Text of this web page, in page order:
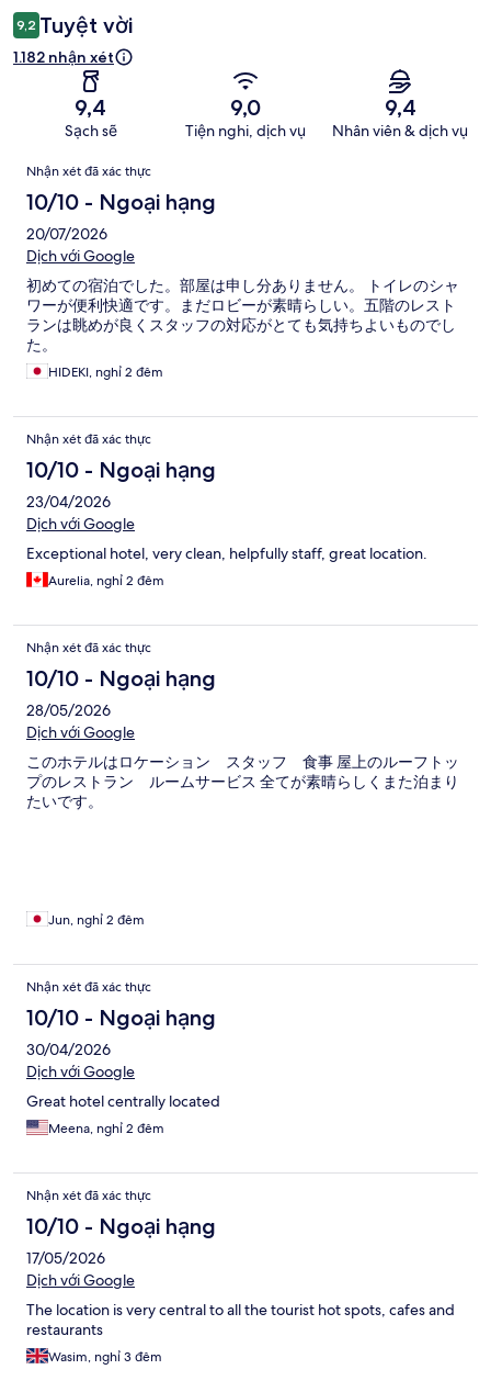
9,2 Tuyệt vời
1.182 nhận xét
9,4
Sạch sẽ
9,0
Tiện nghi, dịch vụ
9,4
Nhân viên & dịch vụ
Nhận
xét
Nhận xét đã xác thực
10/10 - Ngoại hạng
20/07/2026
Dịch với Google
初めての宿泊でした。部屋は申し分ありません。 トイレのシャ
ワーが便利快適です。まだロビーが素晴らしい。五階のレスト
ランは眺めが良くスタッフの対応がとても気持ちよいものでし
た。
HIDEKI, nghỉ 2 đêm
Nhận xét đã xác thực
10/10 - Ngoại hạng
23/04/2026
Dịch với Google
Exceptional hotel, very clean, helpfully staff, great location.
Aurelia, nghỉ 2 đêm
Nhận xét đã xác thực
10/10 - Ngoại hạng
28/05/2026
Dịch với Google
このホテルはロケーション スタッフ 食事 屋上のルーフトッ
プのレストラン ルームサービス 全てが素晴らしくまた泊まり
たいです。
Jun, nghỉ 2 đêm
Nhận xét đã xác thực
10/10 - Ngoại hạng
30/04/2026
Dịch với Google
Great hotel centrally located
Meena, nghỉ 2 đêm
Nhận xét đã xác thực
10/10 - Ngoại hạng
17/05/2026
Dịch với Google
The location is very central to all the tourist hot spots, cafes and
restaurants
Wasim, nghỉ 3 đêm